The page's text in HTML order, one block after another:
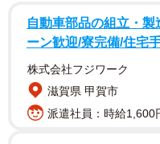
揃った店として親しまれ
自動車部品の組立・
ーン歓迎/寮完備/住宅
株式会社フジワーク
滋賀県 甲賀市
派遣社員：時給1,600